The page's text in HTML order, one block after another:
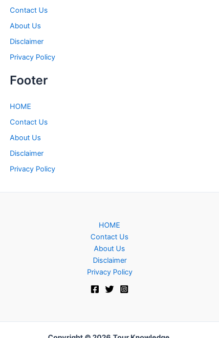
Contact Us
About Us
Disclaimer
Privacy Policy
Footer
HOME
Contact Us
About Us
Disclaimer
Privacy Policy
HOME
Contact Us
About Us
Disclaimer
Privacy Policy